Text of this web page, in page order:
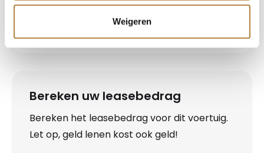
Weigeren
Bereken uw leasebedrag
Bereken het leasebedrag voor dit voertuig.
Let op, geld lenen kost ook geld!